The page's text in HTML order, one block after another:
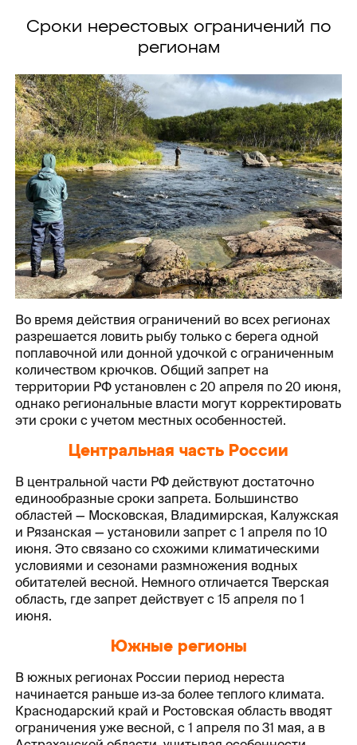
Сроки нерестовых ограничений по
регионам
Во время действия ограничений во всех регионах
разрешается ловить рыбу только с берега одной
поплавочной или донной удочкой с ограниченным
количеством крючков. Общий запрет на
территории РФ установлен с 20 апреля по 20 июня,
однако региональные власти могут корректировать
эти сроки с учетом местных особенностей.
Центральная часть России
В центральной части РФ действуют достаточно
единообразные сроки запрета. Большинство
областей — Московская, Владимирская, Калужская
и Рязанская — установили запрет с 1 апреля по 10
июня. Это связано со схожими климатическими
условиями и сезонами размножения водных
обитателей весной. Немного отличается Тверская
область, где запрет действует с 15 апреля по 1
июня.
Южные регионы
В южных регионах России период нереста
начинается раньше из-за более теплого климата.
Краснодарский край и Ростовская область вводят
ограничения уже весной, с 1 апреля по 31 мая, а в